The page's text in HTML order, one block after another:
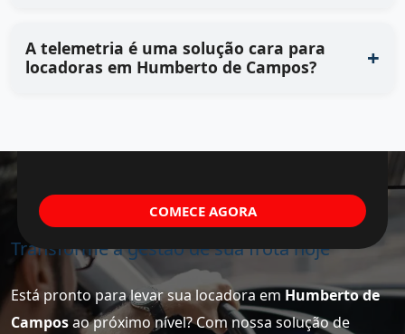
A telemetria é uma solução cara para
locadoras em Humberto de Campos?
Transforme a gestão de sua frota hoje
Está pronto para levar sua locadora emHumberto de
Camposao próximo nível? Com nossa solução de
COMECE AGORA